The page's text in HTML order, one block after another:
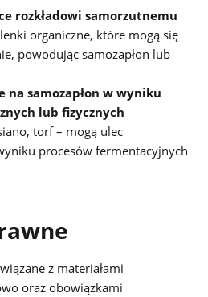
rozkładowi samorzutnemu
organiczne, które mogą się
powodując samozapłon lub
na samozapłon w wyniku
lub fizycznych
torf – mogą ulec
procesów fermentacyjnych
z materiałami
oraz obowiązkami